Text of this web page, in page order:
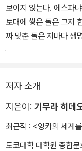
어 운반했을까.
보이지 않는다. 에스파
토대에 쌓은 돌은 그저
짜 맞춘 돌은 저마다 생
면도날조차 들어가지
수 있다. 어쩌면 그들은
신의 은총을 구하는 한
저자 소개
지은이: 기무라 히데
최근작 : <잉카의 세계
도쿄대학 대학원 종합